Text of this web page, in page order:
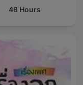
48 Hours